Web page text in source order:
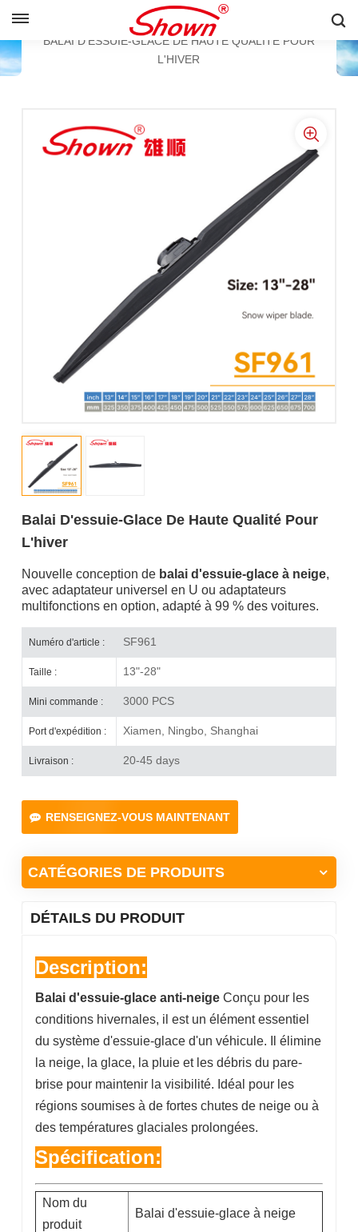
Español
中文
BALAI D'ESSUIE-GLACE À NEIGE
BALAI D'ESSUIE-GLACE DE HAUTE QUALITÉ POUR
L'HIVER
Balai D'essuie-Glace De Haute Qualité Pour
L'hiver
Nouvelle conception de balai d'essuie-glace à neige,
avec adaptateur universel en U ou adaptateurs
multifonctions en option, adapté à 99 % des voitures.
Numéro d'article : SF961
Taille : 13"-28"
Mini commande : 3000 PCS
Port d'expédition : Xiamen, Ningbo, Shanghai
Livraison : 20-45 days
RENSEIGNEZ-VOUS MAINTENANT
CATÉGORIES DE PRODUITS
DÉTAILS DU PRODUIT
Description:
Balai d'essuie-glace anti-neigeConçu pour les
conditions hivernales, il est un élément essentiel
du système d'essuie-glace d'un véhicule. Il élimine
la neige, la glace, la pluie et les débris du pare-
brise pour maintenir la visibilité. Idéal pour les
régions soumises à de fortes chutes de neige ou à
des températures glaciales prolongées.
Spécification:
Nom du
produit
Balai d'essuie-glace à neige